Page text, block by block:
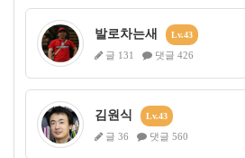
발로차는새 Lv.43
글 131 댓글 426
김원식 Lv.43
글 36 댓글 560